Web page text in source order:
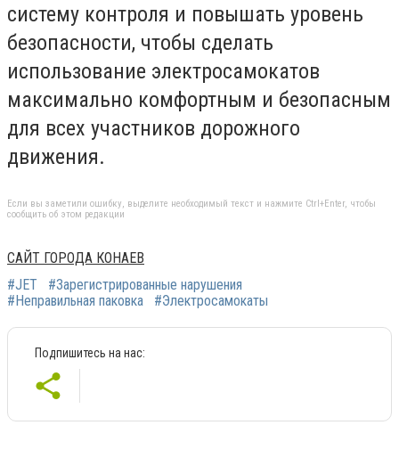
систему контроля и повышать уровень
безопасности, чтобы сделать
использование электросамокатов
максимально комфортным и безопасным
для всех участников дорожного
движения.
Если вы заметили ошибку, выделите необходимый текст и нажмите Ctrl+Enter, чтобы
сообщить об этом редакции
САЙТ ГОРОДА КОНАЕВ
#JET
#Зарегистрированные нарушения
#Неправильная паковка
#Электросамокаты
Подпишитесь на нас: